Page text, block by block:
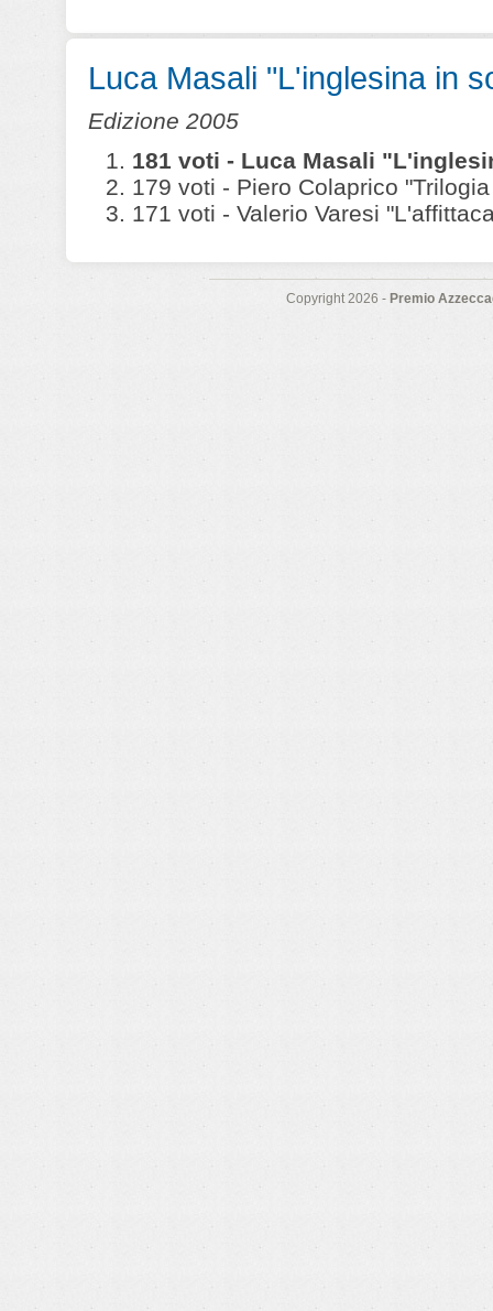
Luca Masali "L'inglesina in
Edizione 2005
181 voti - Luca Masali
179 voti - Piero Colaprico
171 voti - Valerio Varesi
Copyright 2026 - Premio